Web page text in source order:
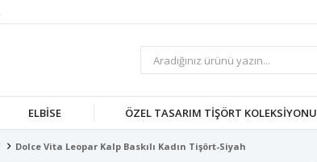
ELBISE ÖZEL TASARIM TİŞÖRT KOLEKSİYONU
Dolce Vita Leopar Kalp Baskılı Kadın Tişört-Siyah